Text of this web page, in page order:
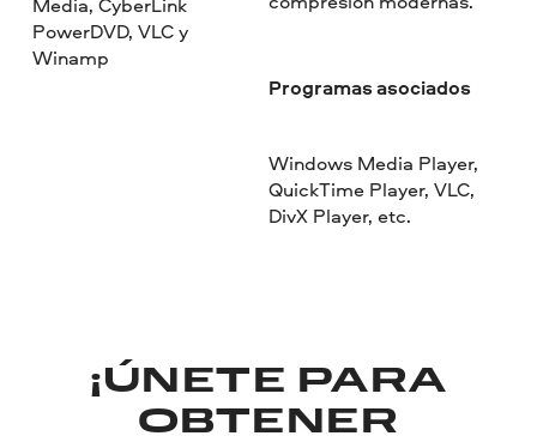
PowerDVD, VLC y
Winamp
Programas asociados
Windows Media Player,
QuickTime Player, VLC,
DivX Player, etc.
¡ÚNETE PARA
OBTENER